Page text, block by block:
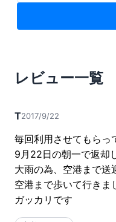
レビュー一覧
T2017/9/22
毎回利用させてもらっ
9月22日の朝一で返却
大雨の為、空港まで送
空港まで歩いて行きま
ガッカリです